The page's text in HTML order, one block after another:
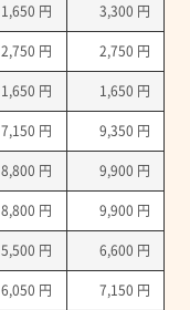
1,650 円
3,300 円
2,750 円
2,750 円
1,650 円
1,650 円
7,150 円
9,350 円
8,800 円
9,900 円
8,800 円 9,900 円
5,500 円
6,600 円
6,050 円
7,150 円